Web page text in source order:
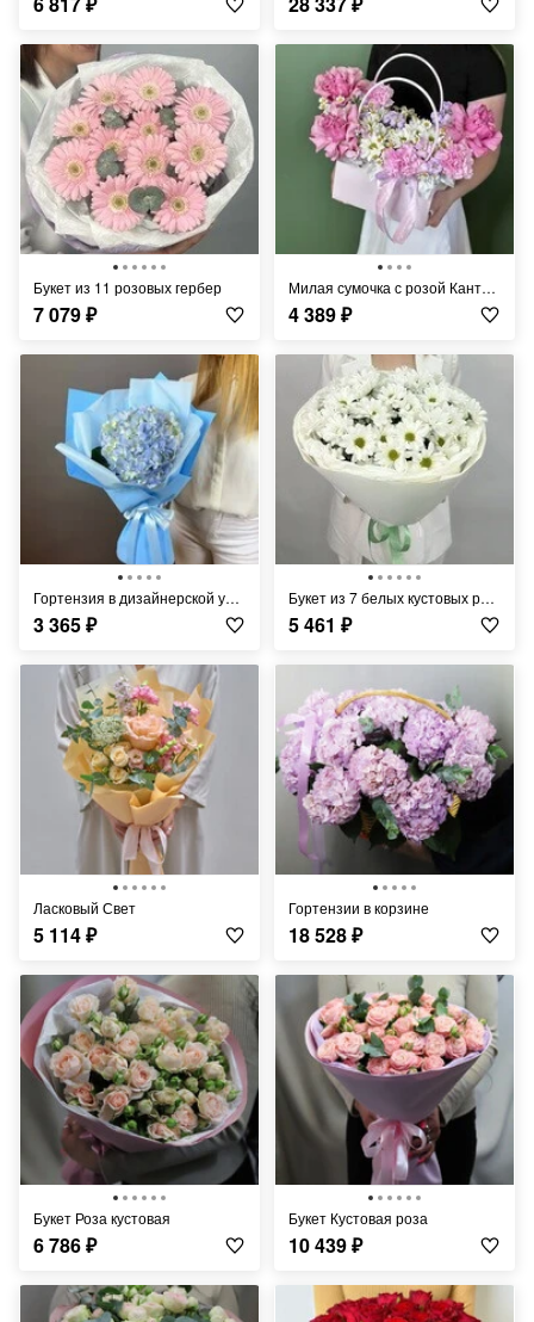
Букет из 11 розовых гербер
7 079₽
Милая сумочка с розой Кантри ,хризантемой ,ромашками,маттиолой и диантусами
4 389₽
Гортензия в дизайнерской упаковке
3 365₽
Букет из 7 белых кустовых ромашковых хризантем
5 461 ₽
Ласковый Свет
5 114₽
Гортензии в корзине
18 528₽
Букет Роза кустовая
6 786₽
Букет Кустовая роза
10 439₽